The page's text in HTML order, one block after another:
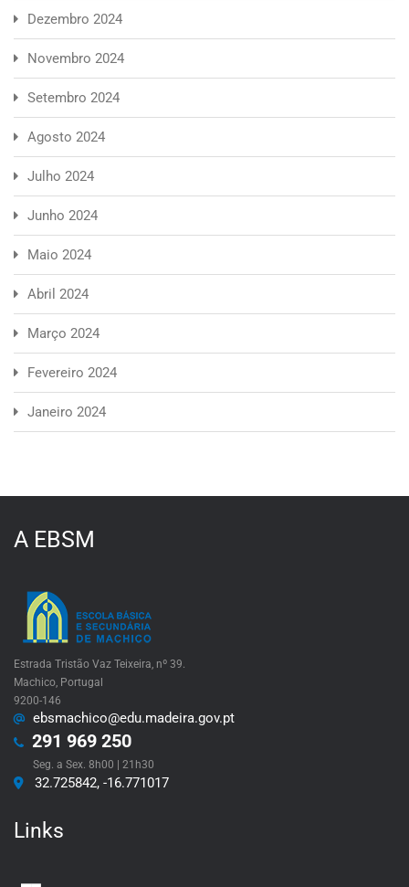
Dezembro 2024
Novembro 2024
Setembro 2024
Agosto 2024
Julho 2024
Junho 2024
Maio 2024
Abril 2024
Março 2024
Fevereiro 2024
Janeiro 2024
A EBSM
Estrada Tristão Vaz Teixeira, nº 39.
Machico, Portugal
9200-146
ebsmachico@edu.madeira.gov.pt
291 969 250
Seg. a Sex. 8h00 | 21h30
32.725842, -16.771017
Links